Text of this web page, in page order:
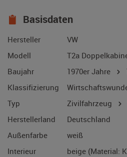
Basisdaten
Hersteller
VW
Modell
T2a
Baujahr
1970er Jahre
Klassifizierung
Typ
Zivilfahrzeug
Herstellerland
Deutschland
Außenfarbe
weiß
Interieur
beige (Material: